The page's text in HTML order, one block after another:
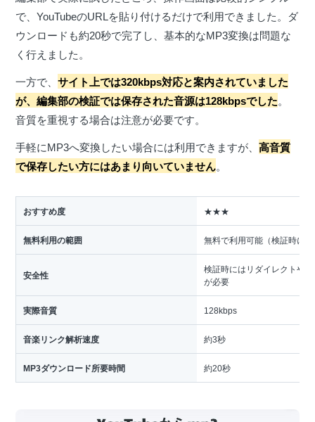
で、YouTubeのURLを貼り付けるだけで利用できました。ダ
ウンロードも約20秒で完了し、基本的なMP3変換は問題な
く行えました。
一方で、サイト上では320kbps対応と案内されていました
が、編集部の検証では保存された音源は128kbpsでした。
音質を重視する場合は注意が必要です。
手軽にMP3へ変換したい場合には利用できますが、高音質
で保存したい方にはあまり向いていません。
おすすめ度 ★★★
無料利用の範囲 無料で利用可能（検証時に
安全性
検証時にはリダイレクトや
が必要
実際音質 128kbps
音楽リンク解析速度 約3秒
MP3ダウンロード所要時間 約20秒